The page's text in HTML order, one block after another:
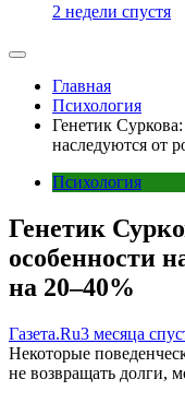
2 недели спустя
Главная
Психология
Генетик
наследуются от
Психология
Генетик
особенности
на 20–40%
Газета.Ru3 месяца
Некоторые
не возвращать долги,